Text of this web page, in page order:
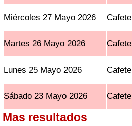
Miércoles 27 Mayo 2026
Martes 26 Mayo 2026
Lunes 25 Mayo 2026
Sábado 23 Mayo 2026
Mas resultados